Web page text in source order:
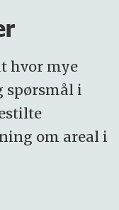
hvor mye
spørsmål i
om areal i